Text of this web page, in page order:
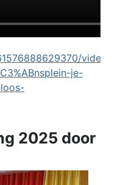
videos/
je-
2025 door